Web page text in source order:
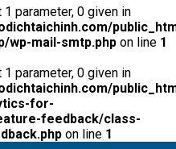
parameter, 0 given in
wp-mail-smtp.php on line 1
parameter, 0 given in
for-
feedback/class-
on line 1